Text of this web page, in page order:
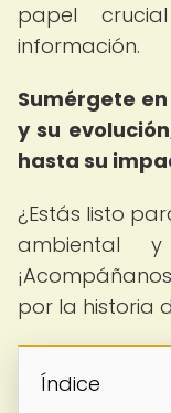
papel
información.
Sumérgete
y su
hasta su
¿Estás listo
ambiental
por la historia
Índice